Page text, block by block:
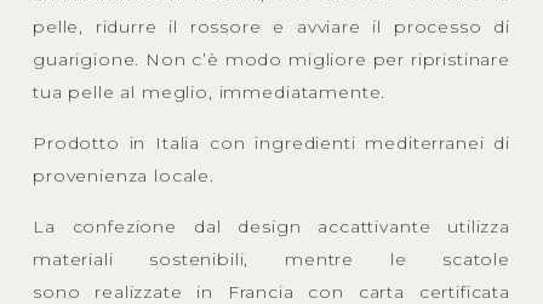
pelle, ridurre il rossore e avviare il processo di
guarigione. Non c’è modo migliore per ripristinare
tua pelle al meglio, immediatamente.
Prodotto in Italia con ingredienti mediterranei di
provenienza locale.
La confezione dal design accattivante utilizza
materiali sostenibili, mentre le scatole
sono realizzate in Francia con carta certificata